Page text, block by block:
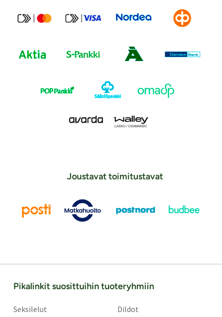
Joustavat toimitustavat
Pikalinkit suosittuihin tuoteryhmiin
Seksilelut
Dildot